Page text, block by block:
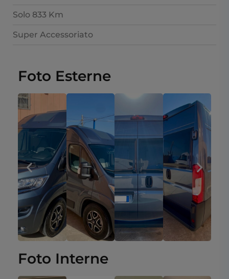
Solo 833 Km
Super Accessoriato
Foto Esterne
Foto Interne